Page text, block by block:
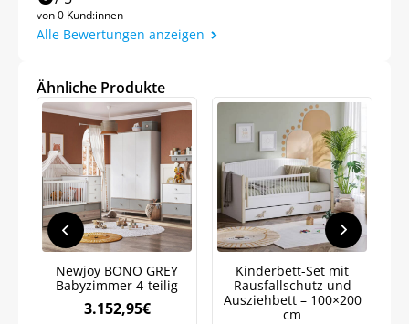
von 0 Kund:innen
Alle Bewertungen anzeigen
Ähnliche Produkte
Newjoy BONO GREY
Babyzimmer 4-teilig
3.152,95€
Kinderbett-Set mit
Rausfallschutz und
Ausziehbett – 100×200
cm
Jetzt5% Rabatt
auf Ihre erste Bestellung sichern!
Meinen Code senden
Bleiben Sie auf dem Laufenden über
Neuigkeiten und Angebote.